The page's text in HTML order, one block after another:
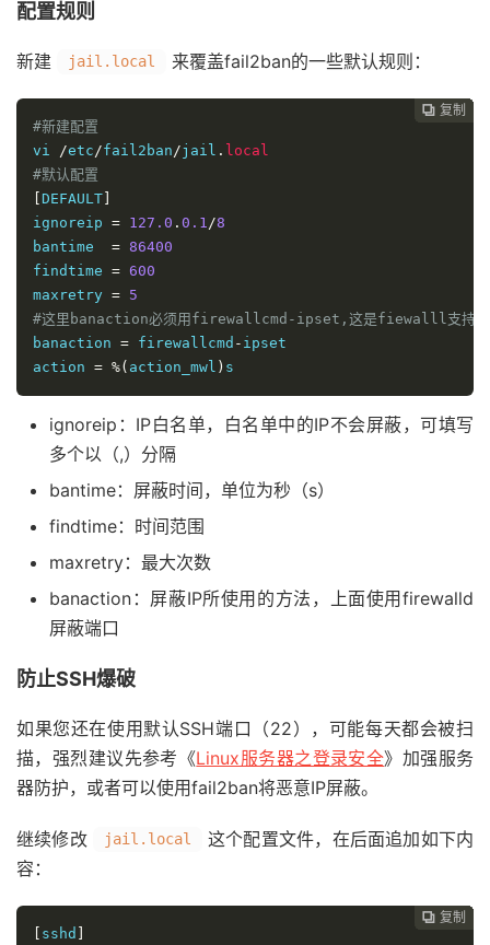
配置规则
新建 jail.local 来覆盖fail2ban的一些默认规则：
 复制
 复制
 复制
 复制
 复制
 复制
 复制
 复制
 复制
 复制
#新建配置
vi
/etc /fail2ban /jail . local
#默认配置
[DEFAULT]
ignoreip = 127.0 . 0.1 /8
bantime = 86400
findtime = 600
maxretry = 5
#这里banaction必须用firewallcmd-ipset,这是fiewalll支持的
banaction = firewallcmd - ipset
action = %( action_mwl ) s
ignoreip：IP白名单，白名单中的IP不会屏蔽，可填写
多个以（,）分隔
bantime：屏蔽时间，单位为秒（s）
findtime：时间范围
maxretry：最大次数
banaction：屏蔽IP所使用的方法，上面使用firewalld
屏蔽端口
防止SSH爆破
如果您还在使用默认SSH端口（22），可能每天都会被扫
描，强烈建议先参考《Linux服务器之登录安全》加强服务
器防护，或者可以使用fail2ban将恶意IP屏蔽。
继续修改 jail.local
这个配置文件，在后面追加如下内
容：
 复制
 复制
 复制
 复制
 复制
 复制
 复制
 复制
 复制
[ sshd ]